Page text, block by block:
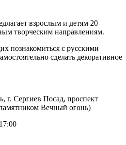
взрослым и детям 20
творческим направлениям.
познакомиться с русскими
сделать декоративное
г. Сергиев Посад, проспект
Вечный огонь)